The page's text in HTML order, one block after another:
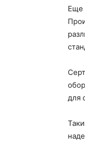
Еще
для